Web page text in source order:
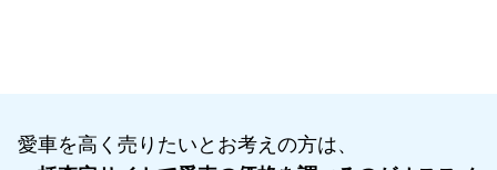
愛車を高く売りたいとお考えの方は、